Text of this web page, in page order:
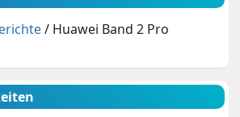
/ Huawei Band 2 Pro